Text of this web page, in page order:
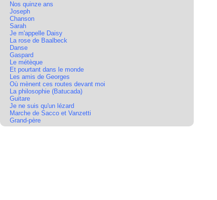
Nos quinze ans
Joseph
Chanson
Sarah
Je m'appelle Daisy
La rose de Baalbeck
Danse
Gaspard
Le métèque
Et pourtant dans le monde
Les amis de Georges
Où mènent ces routes devant moi
La philosophie (Batucada)
Guitare
Je ne suis qu'un lézard
Marche de Sacco et Vanzetti
Grand-père